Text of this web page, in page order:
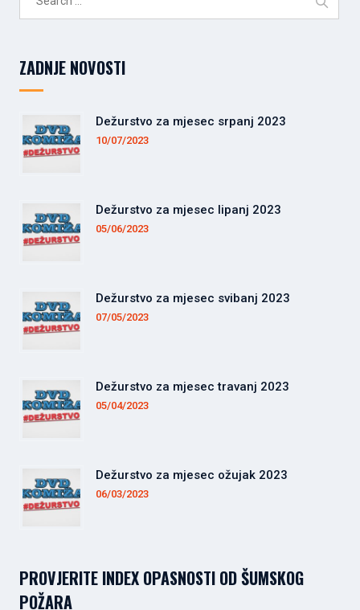
ZADNJE NOVOSTI
Dežurstvo za mjesec srpanj 2023
10/07/2023
Dežurstvo za mjesec lipanj 2023
05/06/2023
Dežurstvo za mjesec svibanj 2023
07/05/2023
Dežurstvo za mjesec travanj 2023
05/04/2023
Dežurstvo za mjesec ožujak 2023
06/03/2023
PROVJERITE INDEX OPASNOSTI OD ŠUMSKOG
POŽARA